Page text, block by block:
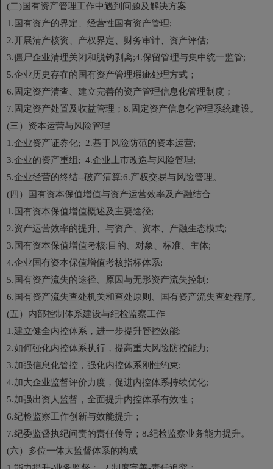
(二)国有资产管理工作中遇到问题及解决方案
1.国有资产的界定、经营性国有资产管理;
2.开展清产核资、产权界定、财务审计、资产评估;
3.僵尸企业清理关闭和脱钩剥离;4.保留管理与集中统一监管;
5.企业历史存在的国有资产管理瑕疵处理方式；
6.固定资产清查、建立完善的资产管理信息化管理制度；
7.固定资产处置及收益管理；8.固定资产信息化管理系统建设。
(三）资本运营与风险管理
1.企业资产证券化; 2.基于风险防范的资本运营;
3.企业的资产重组; 4.企业上市改造与风险管理;
5.企业经营的终结--破产清算;6.产权交易与风险管理。
(四）国有资本保值增值与资产运营效率及产融结合
1.国有资本保值增值概述及主要途径;
2.资产运营效率的提升、与资产、资本、产融生态模式;
3.国有资本保值增值考核:目的、对象、标准、主体;
4.企业国有资本保值增值考核指标体系;
5.国有资产流失的途径、原因与无形资产流失控制;
6.国有资产流失查处机关和查处原则、国有资产流失查处程序。
(五）内部控制体系建设与纪检监察工作
1.建立健全内控体系，进一步提升管控效能;
2.如何强化内控体系执行，提高重大风险防控能力;
3.加强信息化管控，强化内控体系刚性约束;
4.加大企业监督评价力度，促进内控体系持续优化;
5.加强出资人监督，全面提升内控体系有效性；
6.纪检监察工作创新与效能提升；
7.纪委监督执纪问责的责任传导；8.纪检监察业务能力提升。
(六）多位一体大监督体系的构成